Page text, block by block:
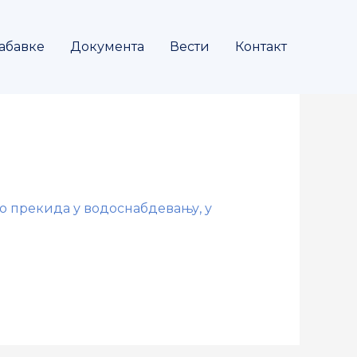
Документа Вести Контакт
прекида у водоснабдевању, у